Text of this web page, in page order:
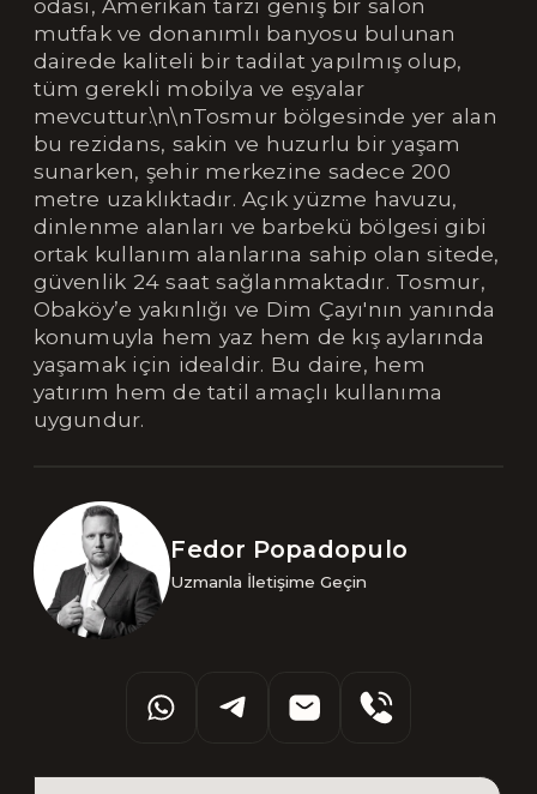
mutfak ve donanımlı banyosu bulunan
dairede kaliteli bir tadilat yapılmış olup,
tüm gerekli mobilya ve eşyalar
mevcuttur.\n\nTosmur bölgesinde yer alan
bu rezidans, sakin ve huzurlu bir yaşam
sunarken, şehir merkezine sadece 200
metre uzaklıktadır. Açık yüzme havuzu,
dinlenme alanları ve barbekü bölgesi gibi
ortak kullanım alanlarına sahip olan sitede,
güvenlik 24 saat sağlanmaktadır. Tosmur,
Obaköy’e yakınlığı ve Dim Çayı'nın yanında
konumuyla hem yaz hem de kış aylarında
yaşamak için idealdir. Bu daire, hem
yatırım hem de tatil amaçlı kullanıma
uygundur.
Fedor Popadopulo
Uzmanla İletişime Geçin